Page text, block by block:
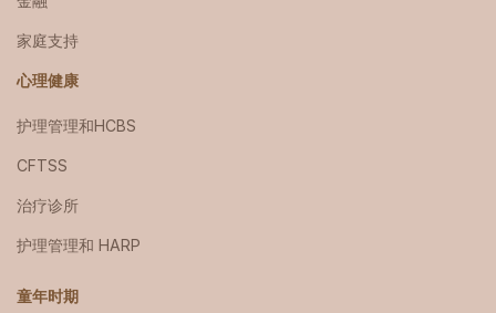
家庭支持
心理健康
护理管理和HCBS
CFTSS
治疗诊所
护理管理和 HARP
童年时期